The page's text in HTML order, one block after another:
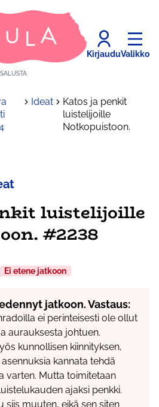
KirjauduValikko
Ideat
Katos ja penkit
luistelijoille
Notkopuistoon.
luistelijoille
#2238
Ei etene jatkoon
jatkoon. Vastaus:
ei perinteisesti ole ollut
aurauksesta johtuen.
kunnollisen kiinnityksen,
kannata tehdä
varten. Mutta toimitetaan
ajaksi penkki.
siis muuten, eikä sen siten